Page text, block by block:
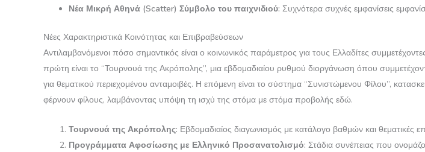
Νέα Μικρή Αθηνά (Scatter) Σύμβολο του παιχνιδιού: Συχνότερα συχνές εμφανίσεις
Νέες Χαρακτηριστικά Κοινότητας και Επιβραβεύσεων
Αντιλαμβανόμενοι πόσο σημαντικός είναι ο κοινωνικός παράμετρος για τους Ελλαδίτες
πρώτη είναι το “Τουρνουά της Ακρόπολης”, μια εβδομαδιαίου ρυθμού διοργάνωση όπου
για θεματικού περιεχομένου ανταμοιβές. Η επόμενη είναι το σύστημα “Συνιστώμενου Φίλου”,
φέρνουν φίλους, λαμβάνοντας υπόψη τη ισχύ της στόμα με στόμα προβολής εδώ.
Τουρνουά της Ακρόπολης: Εβδομαδιαίος διαγωνισμός με κατάλογο βαθμών και θεματικές
Προγράμματα Αφοσίωσης με Ελληνικό Προσανατολισμό: Στάδια συνέπειας που